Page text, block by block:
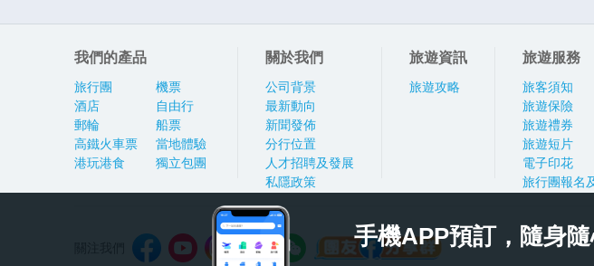
我們的產品
旅行團
酒店
郵輪
高鐵火車票
港玩港食
機票
自由行
船票
當地體驗
獨立包團
關於我們
公司背景
最新動向
新聞發佈
分行位置
人才招聘及發展
私隱政策
旅遊資訊
旅遊攻略
旅遊服務
旅客須知
旅遊保險
旅遊禮券
旅遊短片
電子印花
旅行團報名
手機APP預訂，隨身隨